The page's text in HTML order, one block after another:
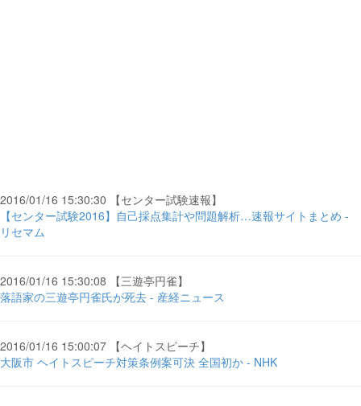
2016/01/16 15:30:30 【センター試験速報】
【センター試験2016】自己採点集計や問題解析…速報サイトまとめ -
リセマム
2016/01/16 15:30:08 【三遊亭円雀】
落語家の三遊亭円雀氏が死去 - 産経ニュース
2016/01/16 15:00:07 【ヘイトスピーチ】
大阪市 ヘイトスピーチ対策条例案可決 全国初か - NHK